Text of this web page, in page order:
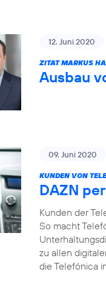
12. Juni 2020
ZITAT MARKUS
Ausbau
09. Juni 2020
KUNDEN VON
DAZN
Kunden der
So macht
zu allen
die Telefónica